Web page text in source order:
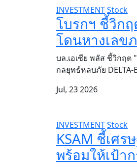
INVESTMENTStock
โบรกฯ ชี้วิก
โดนหางเลข
บล.เอเซีย พลัส ชี้วิกฤต
กลยุทธ์หลบภัย DELTA-
Jul, 23 2026
INVESTMENTStock
KSAM ชี้เศ
พร้อมให้เป้า